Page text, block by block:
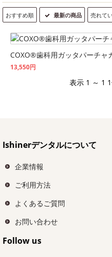
おすすめ順 最新の商品 売れて
COXO®歯科用ガッタパーチャ
13,550円
表示 1 ～ 1
Ishinerデンタルについて
企業情報
ご利用方法
よくあるご質問
お問い合わせ
Follow us